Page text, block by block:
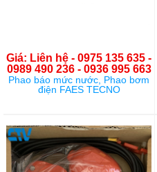
Giá: Liên hệ - 0975 135 635 -
0989 490 236 - 0936 995 663
Phao báo mức nước, Phao bơm
điện FAES TECNO